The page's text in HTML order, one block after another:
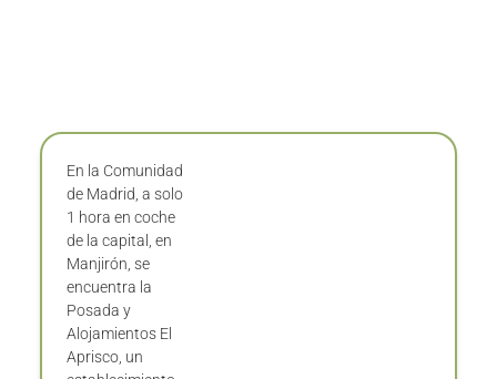
En la Comunidad
de Madrid, a solo
1 hora en coche
de la capital, en
Manjirón, se
encuentra la
Posada y
Alojamientos El
Aprisco, un